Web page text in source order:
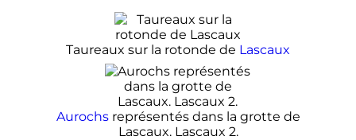
Taureaux sur la rotonde de Lascaux
Aurochsreprésentés dans la grotte de
Lascaux. Lascaux 2.